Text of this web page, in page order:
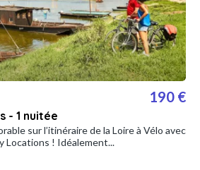
- 1 nuitée
190 €
sur l’itinéraire de la Loire à Vélo avec
Locations ! Idéalement...